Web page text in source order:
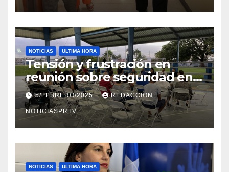
NOTICIAS ULTIMA HORA
Tensión y frustración en
reunión sobre seguridad en
Reparto Metropolitano
5/FEBRERO/2025 REDACCION
NOTICIASPRTV
NOTICIAS ULTIMA HORA